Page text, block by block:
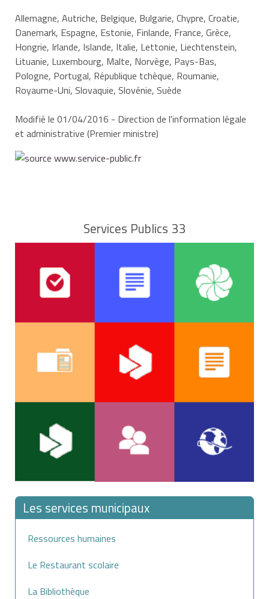
1 62,96 €
2 125,92 €
3 ou plus
816.53 €(1 101,83 €-129,47 €-155,83 €).
les actions que l’organisme de
placement s’engage à mettre en œuvre.
Allemagne, Autriche, Belgique, Bulgarie, Chypre, Croatie,
Danemark, Espagne, Estonie, Finlande, France, Grèce,
Hongrie, Irlande, Islande, Italie, Lettonie, Liechtenstein,
Lituanie, Luxembourg, Malte, Norvège, Pays-Bas,
Pologne, Portugal, République tchèque, Roumanie,
Royaume-Uni, Slovaquie, Slovénie, Suède
Modifié le 01/04/2016 - Direction de l'information légale
et administrative (Premier ministre)
Services Publics 33
Les services municipaux
Ressources humaines
Le Restaurant scolaire
La Bibliothèque